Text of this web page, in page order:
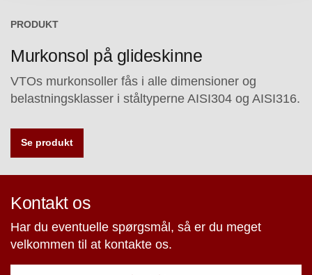
PRODUKT
Murkonsol på glideskinne
VTOs murkonsoller fås i alle dimensioner og
belastningsklasser i ståltyperne AISI304 og AISI316.
Se produkt
Kontakt os
Har du eventuelle spørgsmål, så er du meget
velkommen til at kontakte os.